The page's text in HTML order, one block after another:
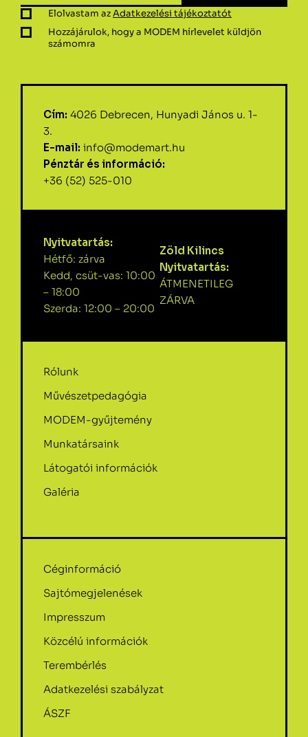
Elolvastam azAdatkezelési tájékoztatót
Hozzájárulok, hogy a MODEM hírlevelet küldjön
számomra
Cím: 4026 Debrecen, Hunyadi János u. 1-
3.
E-mail: info@modemart.hu
Pénztár és információ:
+36 (52) 525-010
Nyitvatartás:
Hétfő: zárva
Kedd, csüt-vas: 10:00
– 18:00
Szerda: 12:00 – 20:00
Zöld Kilincs
Nyitvatartás:
ÁTMENETILEG
ZÁRVA
Rólunk
Művészetpedagógia
MODEM-gyűjtemény
Munkatársaink
Látogatói információk
Galéria
Céginformáció
Sajtómegjelenések
Impresszum
Közcélú információk
Terembérlés
Adatkezelési szabályzat
ÁSZF